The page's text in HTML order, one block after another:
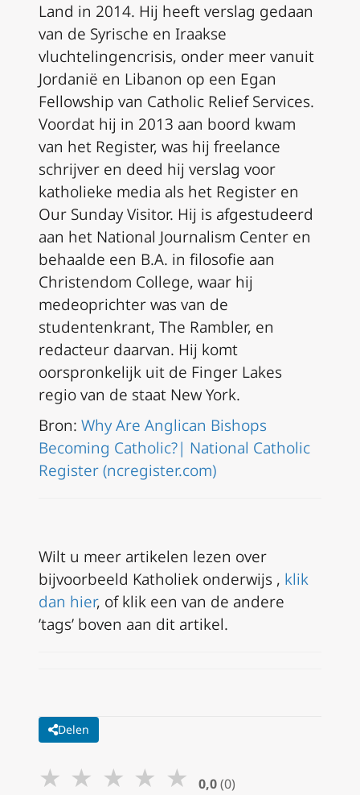
Land in 2014. Hij heeft verslag gedaan
van de Syrische en Iraakse
vluchtelingencrisis, onder meer vanuit
Jordanië en Libanon op een Egan
Fellowship van Catholic Relief Services.
Voordat hij in 2013 aan boord kwam
van het Register, was hij freelance
schrijver en deed hij verslag voor
katholieke media als het Register en
Our Sunday Visitor. Hij is afgestudeerd
aan het National Journalism Center en
behaalde een B.A. in filosofie aan
Christendom College, waar hij
medeoprichter was van de
studentenkrant, The Rambler, en
redacteur daarvan. Hij komt
oorspronkelijk uit de Finger Lakes
regio van de staat New York.
Bron: Why Are Anglican Bishops
Becoming Catholic?| National Catholic
Register (ncregister.com)
Wilt u meer artikelen lezen over
bijvoorbeeld Katholiek onderwijs , klik
dan hier, of klik een van de andere
’tags’ boven aan dit artikel.
Delen
★ ★ ★ ★ ★ 0,0 (0)